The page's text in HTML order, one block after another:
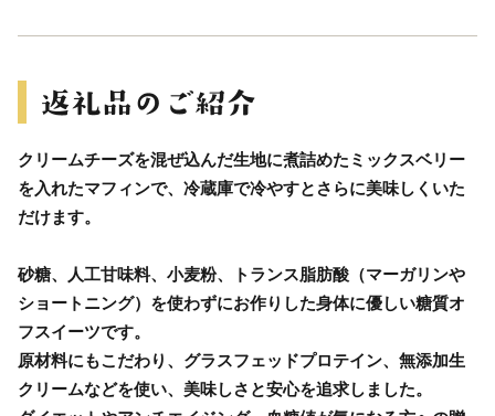
クリームチーズを混ぜ込んだ生地に煮詰めたミックスベリー
を入れたマフィンで、冷蔵庫で冷やすとさらに美味しくいた
だけます。
砂糖、人工甘味料、小麦粉、トランス脂肪酸（マーガリンや
ショートニング）を使わずにお作りした身体に優しい糖質オ
フスイーツです。
原材料にもこだわり、グラスフェッドプロテイン、無添加生
クリームなどを使い、美味しさと安心を追求しました。